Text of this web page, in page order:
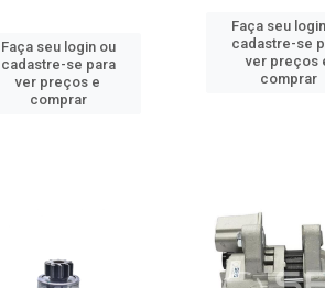
Faça seu login ou
cadastre-se para
ver preços e
comprar
Faça seu
cadastre-se
ver preços
comprar